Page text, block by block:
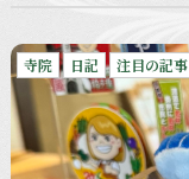
寺院 日記 注目の記事